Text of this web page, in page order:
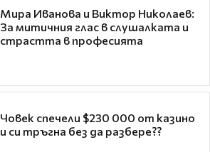
Мира Иванова и Виктор Николаев:
За митичния глас в слушалката и
страстта в професията
Човек спечели $230 000 от казино
и си тръгна без да разбере??